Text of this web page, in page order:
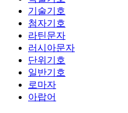
기술기호
첨자기호
라틴문자
러시아문자
단위기호
일반기호
로마자
아랍어